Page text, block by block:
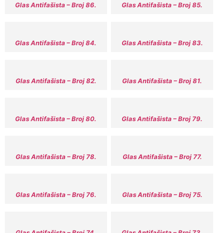
Glas Antifašista – Broj 86. Glas Antifašista – Broj 85.
Glas Antifašista – Broj 84. Glas Antifašista – Broj 83.
Glas Antifašista – Broj 82. Glas Antifašista – Broj 81.
Glas Antifašista – Broj 80. Glas Antifašista – Broj 79.
Glas Antifašista – Broj 78. Glas Antifašista – Broj 77.
Glas Antifašista – Broj 76. Glas Antifašista – Broj 75.